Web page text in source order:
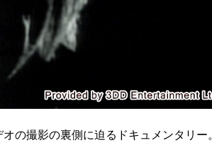
の撮影の裏側に迫るドキュメンタリー。